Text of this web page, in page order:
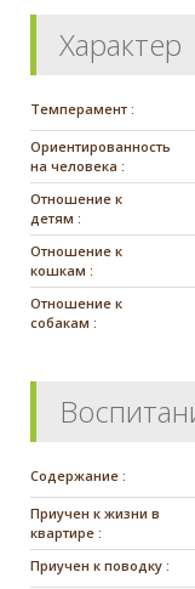
Характер
Темперамент :
Ориентированность
на человека :
Отношение к
детям :
Отношение к
кошкам :
Отношение к
собакам :
Содержание :
Приучен к жизни в
квартире :
Приучен к поводку :